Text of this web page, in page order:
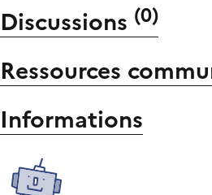
Discussions (0)
Ressources
Informations